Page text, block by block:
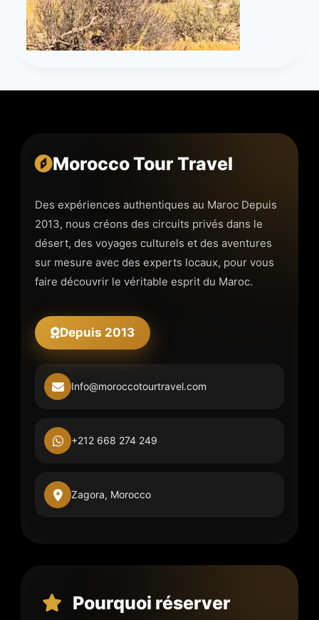
Morocco Tour Travel
Des expériences authentiques au Maroc Depuis
2013, nous créons des circuits privés dans le
désert, des voyages culturels et des aventures
sur mesure avec des experts locaux, pour vous
faire découvrir le véritable esprit du Maroc.
Depuis 2013
Info@moroccotourtravel.com
+212 668 274 249
Zagora, Morocco
Pourquoi réserver